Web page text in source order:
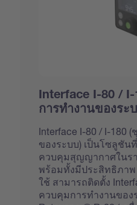
Interface I-80 /
การทำงานของระ
Interface I-80 / I-180
ของระบบ) เป็นโซลูชัน
ควบคุมสุญญากาศในรา
พร้อมทั้งมีประสิทธิภาพ
ใช้ สามารถติดตั้ง
ควบคุมการทำงานของ